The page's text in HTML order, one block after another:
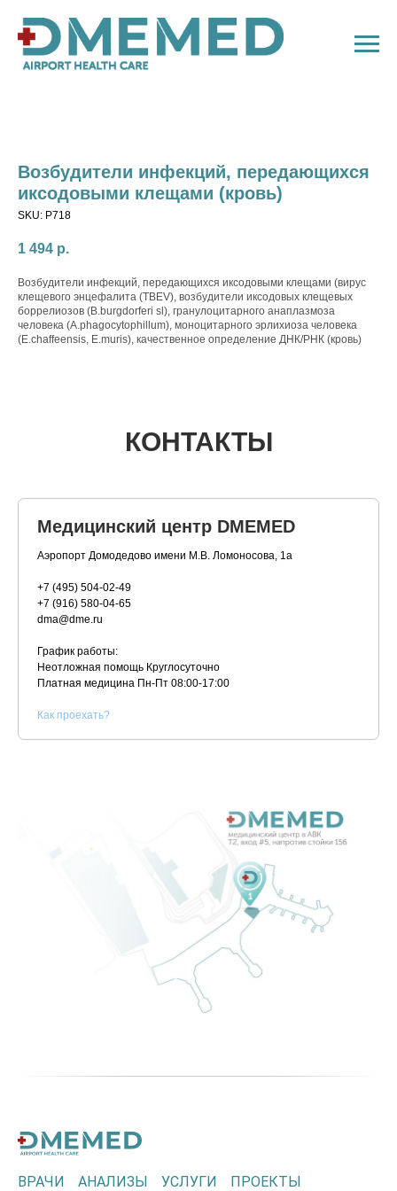
Возбудители инфекций, передающихся
иксодовыми клещами (кровь)
SKU: P718
1 494 р.
Возбудители инфекций, передающихся иксодовыми клещами (вирус
клещевого энцефалита (TBEV), возбудители иксодовых клещевых
боррелиозов (B.burgdorferi sl), гранулоцитарного анаплазмоза
человека (A.phagocytophillum), моноцитарного эрлихиоза человека
(E.chaffeensis, E.muris), качественное определение ДНК/РНК (кровь)
КОНТАКТЫ
Медицинский центр DMEMED
Аэропорт Домодедово имени М.В. Ломоносова, 1а
+7 (495) 504-02-49
+7 (916) 580-04-65
dma@dme.ru
График работы:
Неотложная помощь Круглосуточно
Платная медицина Пн-Пт 08:00-17:00
Как проехать?
ВРАЧИ АНАЛИЗЫ УСЛУГИ ПРОЕКТЫ